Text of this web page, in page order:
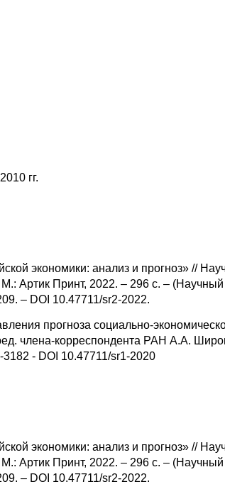
гг.
экономики: анализ и прогноз» //
Артик Принт, 2022. – 296 с. – (Научный
– DOI 10.47711/sr2-2022.
прогноза социально-
члена-корреспондента РАН А.А.
- DOI 10.47711/sr1-2020
экономики: анализ и прогноз» //
Артик Принт, 2022. – 296 с. – (Научный
– DOI 10.47711/sr2-2022.